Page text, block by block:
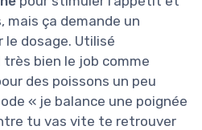
mais ça demande un
le dosage. Utilisé
bien le job comme
des poissons un peu
« je balance une poignée
tu vas vite te retrouver